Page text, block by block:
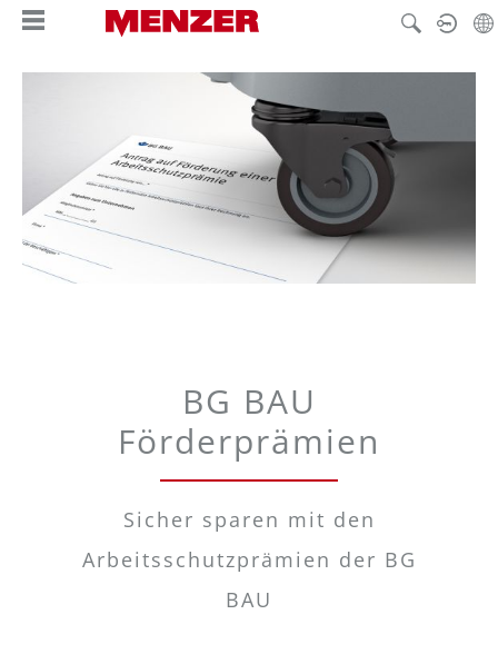
springen
BG BAU
Förderprämien
Sicher sparen mit den
Arbeitsschutzprämien der BG
BAU